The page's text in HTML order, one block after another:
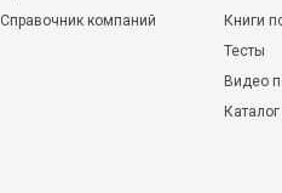
Справочник компаний
Книги
Тесты
Видео